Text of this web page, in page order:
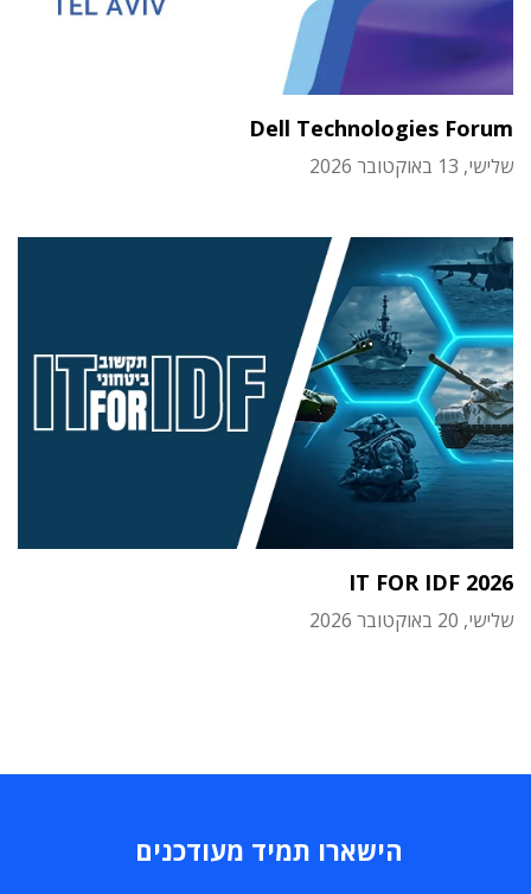
Dell Technologies Forum
שלישי, 13 באוקטובר 2026
IT FOR IDF 2026
שלישי, 20 באוקטובר 2026
הישארו תמיד מעודכנים